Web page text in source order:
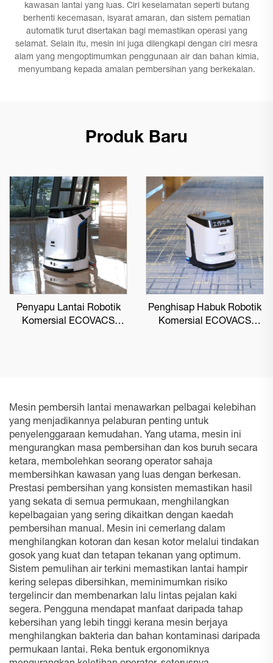
kawasan lantai yang luas. Ciri keselamatan seperti butang
berhenti kecemasan, isyarat amaran, dan sistem pematian
automatik turut disertakan bagi memastikan operasi yang
selamat. Selain itu, mesin ini juga dilengkapi dengan ciri mesra
alam yang mengoptimumkan penggunaan air dan bahan kimia,
menyumbang kepada amalan pembersihan yang berkekalan.
Produk Baru
Penyapu Lantai Robotik
Komersial ECOVACS
Penghisap Habuk Robotik
Komersial ECOVACS
Mesin pembersih lantai menawarkan pelbagai kelebihan
yang menjadikannya pelaburan penting untuk
penyelenggaraan kemudahan. Yang utama, mesin ini
mengurangkan masa pembersihan dan kos buruh secara
ketara, membolehkan seorang operator sahaja
membersihkan kawasan yang luas dengan berkesan.
Prestasi pembersihan yang konsisten memastikan hasil
yang sekata di semua permukaan, menghilangkan
kepelbagaian yang sering dikaitkan dengan kaedah
pembersihan manual. Mesin ini cemerlang dalam
menghilangkan kotoran dan kesan kotor melalui tindakan
gosok yang kuat dan tetapan tekanan yang optimum.
Sistem pemulihan air terkini memastikan lantai hampir
kering selepas dibersihkan, meminimumkan risiko
tergelincir dan membenarkan lalu lintas pejalan kaki
segera. Pengguna mendapat manfaat daripada tahap
kebersihan yang lebih tinggi kerana mesin berjaya
menghilangkan bakteria dan bahan kontaminasi daripada
permukaan lantai. Reka bentuk ergonomiknya